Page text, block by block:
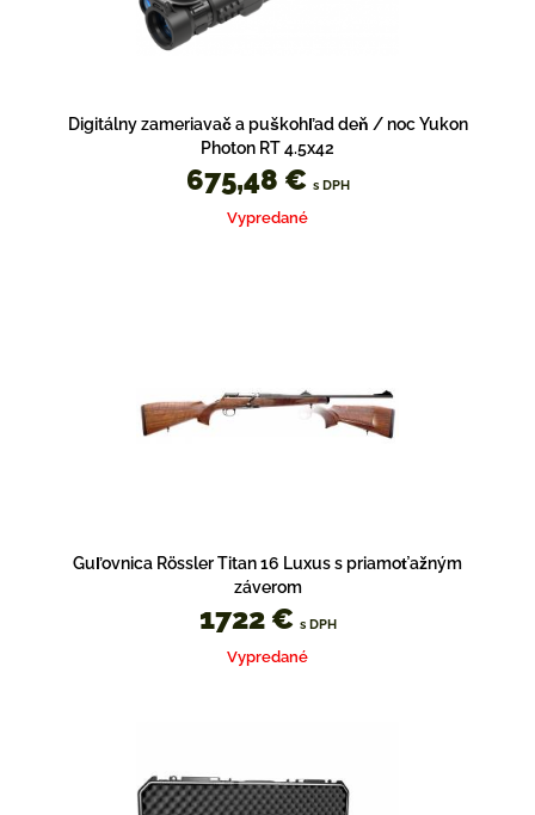
Digitálny zameriavač a puškohľad deň / noc Yukon
Photon RT 4.5x42
675,48 € s DPH
Vypredané
Guľovnica Rössler Titan 16 Luxus s priamoťažným
záverom
1722 € s DPH
Vypredané